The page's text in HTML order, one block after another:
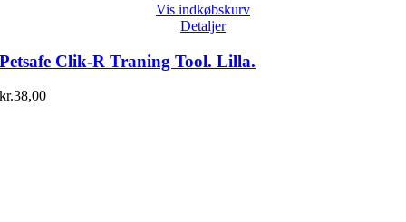
Vis indkøbskurv
Detaljer
Petsafe Clik-R Traning Tool. Lilla.
kr.38,00